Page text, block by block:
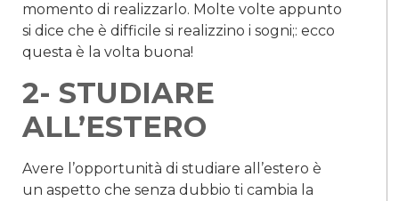
momento di realizzarlo. Molte volte appunto
si dice che è difficile si realizzino i sogni;: ecco
questa è la volta buona!
2- STUDIARE
ALL’ESTERO
Avere l’opportunità di studiare all’estero è
un aspetto che senza dubbio ti cambia la